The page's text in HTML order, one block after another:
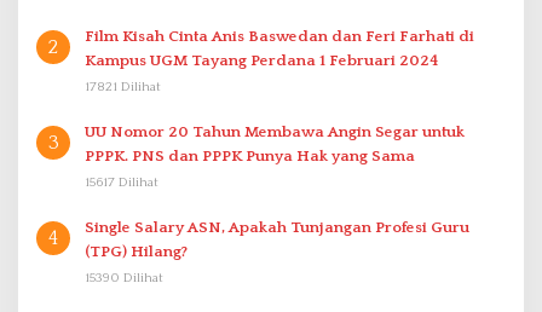
2
Film Kisah Cinta Anis Baswedan dan Feri Farhati di
Kampus UGM Tayang Perdana 1 Februari 2024
17821 Dilihat
3
UU Nomor 20 Tahun Membawa Angin Segar untuk
PPPK. PNS dan PPPK Punya Hak yang Sama
15617 Dilihat
4
Single Salary ASN, Apakah Tunjangan Profesi Guru
(TPG) Hilang?
15390 Dilihat